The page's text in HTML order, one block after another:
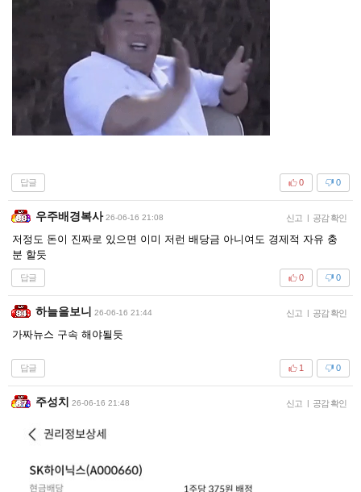
답글 0
0
우주배경복사 26-06-16 21:08 신고 | 공감 확인
저정도 돈이 진짜로 있으면 이미 저런 배당금 아니여도 경제적 자유 충
분 할듯
답글 0
0
하늘을보니 26-06-16 21:44 신고 | 공감 확인
가짜뉴스 구속 해야될듯
답글 0
1
주성치 26-06-16 21:48 신고 | 공감 확인